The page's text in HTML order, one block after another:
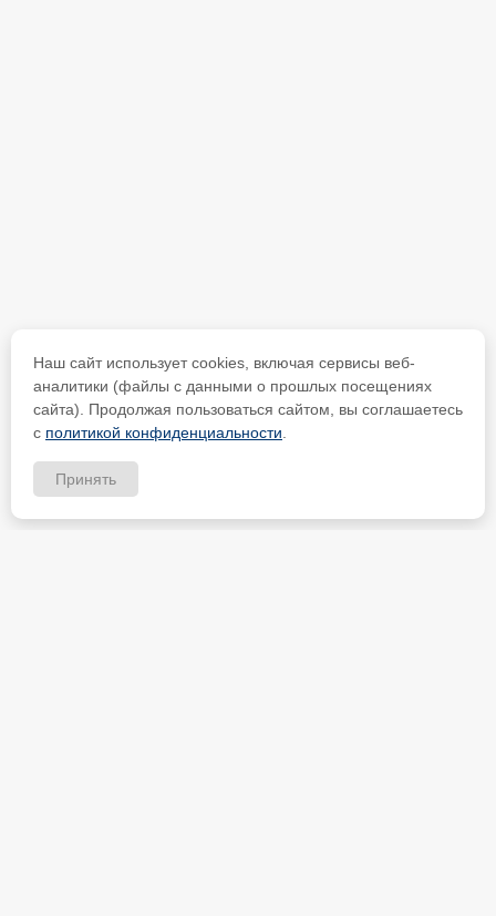
Наш сайт использует cookies, включая сервисы веб-
аналитики (файлы с данными о прошлых посещениях
сайта). Продолжая пользоваться сайтом, вы соглашаетесь
с политикой конфиденциальности
Принять